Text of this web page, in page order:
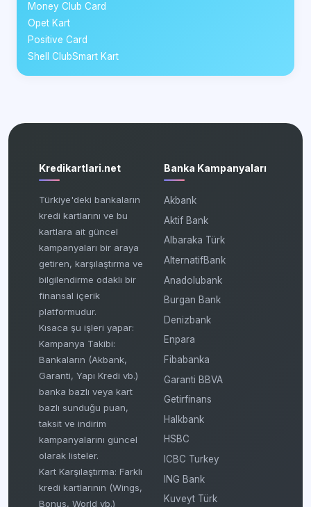
Money Club Card
Opet Kart
Positive Card
Shell ClubSmart Kart
Kredikartlari.net
Türkiye'deki bankaların
kredi kartlarını ve bu
kartlara ait güncel
kampanyaları bir araya
getiren, karşılaştırma ve
bilgilendirme odaklı bir
finansal içerik
platformudur.
Kısaca şu işleri yapar:
Kampanya Takibi:
Bankaların (Akbank,
Garanti, Yapı Kredi vb.)
banka bazlı veya kart
bazlı sunduğu puan,
taksit ve indirim
kampanyalarını güncel
olarak listeler.
Kart Karşılaştırma: Farklı
kredi kartlarının (Wings,
Bonus, World vb.)
Banka Kampanyaları
Akbank
Aktif Bank
Albaraka Türk
AlternatifBank
Anadolubank
Burgan Bank
Denizbank
Enpara
Fibabanka
Garanti BBVA
Getirfinans
Halkbank
HSBC
ICBC Turkey
ING Bank
Kuveyt Türk